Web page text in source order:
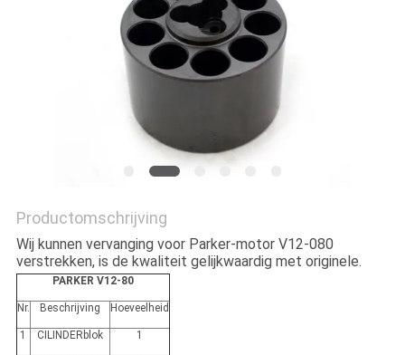
Productomschrijving
Wij kunnen vervanging voor Parker-motor V12-080
verstrekken, is de kwaliteit gelijkwaardig met originele.
PARKER V12-80
Nr. Beschrijving Hoeveelheid
1 CILINDERblok 1